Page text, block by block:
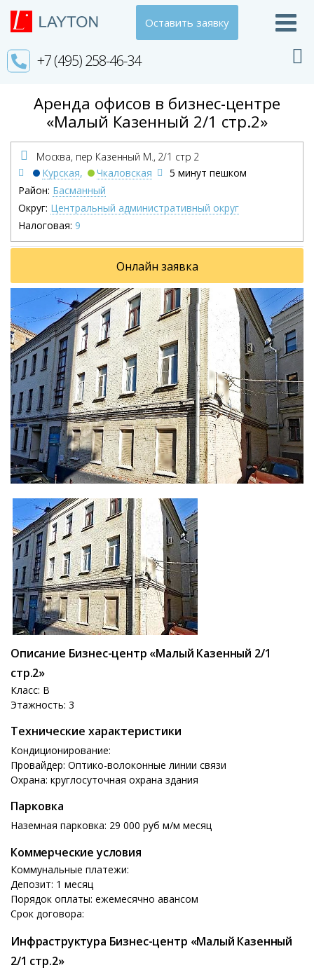
Оставить заявку
+7 (495) 258-46-34
Аренда офисов в бизнес-центре
«Малый Казенный 2/1 стр.2»
Москва, пер Казенный М., 2/1 стр 2
Курская, Чкаловская
5 минут пешком
Район: Басманный
Округ: Центральный административный округ
Налоговая: 9
Онлайн заявка
Описание Бизнес-центр «Малый Казенный 2/1
стр.2»
Класс: B
Этажность: 3
Технические характеристики
Кондиционирование:
Провайдер: Оптико-волоконные линии связи
Охрана: круглосуточная охрана здания
Парковка
Наземная парковка: 29 000 руб м/м месяц
Коммерческие условия
Коммунальные платежи:
Депозит: 1 месяц
Порядок оплаты: ежемесячно авансом
Срок договора:
Инфраструктура Бизнес-центр «Малый Казенный
2/1 стр.2»